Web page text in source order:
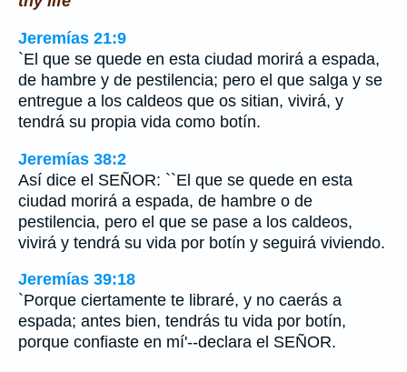
Jeremías 21:9
`El que se quede en esta ciudad morirá a espada,
de hambre y de pestilencia; pero el que salga y se
entregue a los caldeos que os sitian, vivirá, y
tendrá su propia vida como botín.
Jeremías 38:2
Así dice el SEÑOR: ``El que se quede en esta
ciudad morirá a espada, de hambre o de
pestilencia, pero el que se pase a los caldeos,
vivirá y tendrá su vida por botín y seguirá viviendo.
Jeremías 39:18
`Porque ciertamente te libraré, y no caerás a
espada; antes bien, tendrás tu vida por botín,
porque confiaste en mí'--declara el SEÑOR.